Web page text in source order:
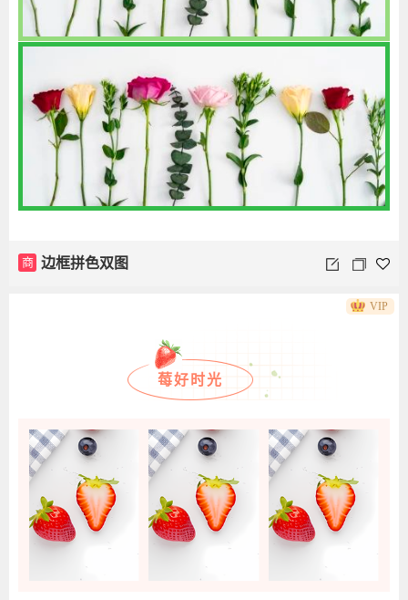
商 边框拼色双图
莓好时光
VIP